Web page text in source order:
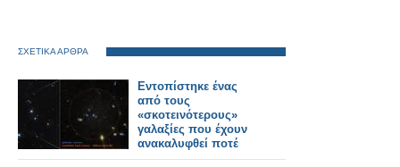
ΣΧΕΤΙΚΑ ΑΡΘΡΑ
Εντοπίστηκε ένας
από τους
«σκοτεινότερους»
γαλαξίες που έχουν
ανακαλυφθεί ποτέ